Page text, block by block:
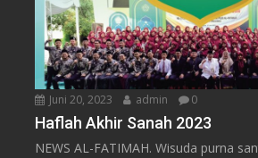
Juni 20, 2023 admin 0
Haflah Akhir Sanah 2023
NEWS AL-FATIMAH. Wisuda purna